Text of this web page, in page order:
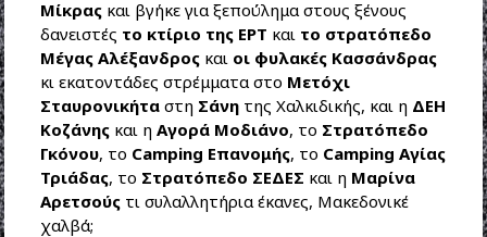
Μίκραςκαι βγήκε για ξεπούλημα στους ξένους
δανειστές το κτίριο της ΕΡΤ και το στρατόπεδο
Μέγας Αλέξανδροςκαι οι φυλακές Κασσάνδρας
κι εκατοντάδες στρέμματα στο Μετόχι
Σταυρονικήταστη Σάνητης Χαλκιδικής, και η ΔΕΗ
Κοζάνηςκαι η Αγορά Μοδιάνο, το Στρατόπεδο
Γκόνου, το Camping Επανομής, το Camping Αγίας
Τριάδας, το Στρατόπεδο ΣΕΔΕΣ και η Μαρίνα
Αρετσούςτι συλαλλητήρια έκανες, Μακεδονικέ
χαλβά;